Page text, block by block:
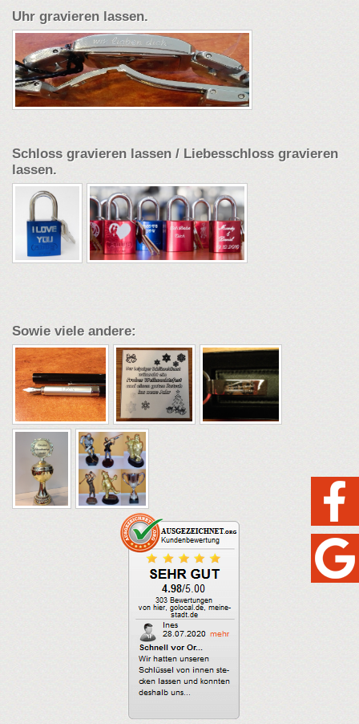
Uhr gravieren lassen.
Schloss gravieren lassen / Liebesschloss gravieren
lassen.
Sowie viele andere: